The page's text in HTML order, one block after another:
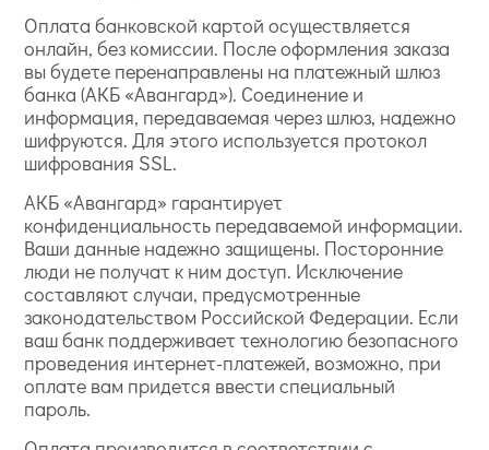
Оплата банковской картой осуществляется
онлайн, без комиссии. После оформления заказа
вы будете перенаправлены на платежный шлюз
банка (АКБ «Авангард»). Соединение и
информация, передаваемая через шлюз, надежно
шифруются. Для этого используется протокол
шифрования SSL.
АКБ «Авангард» гарантирует
конфиденциальность передаваемой информации.
Ваши данные надежно защищены. Посторонние
люди не получат к ним доступ. Исключение
составляют случаи, предусмотренные
законодательством Российской Федерации. Если
ваш банк поддерживает технологию безопасного
проведения интернет-платежей, возможно, при
оплате вам придется ввести специальный
пароль.